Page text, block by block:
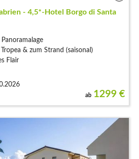
- 4,5*-Hotel Borgo di Santa
& zum Strand (saisonal)
Flair
ab 1299 €